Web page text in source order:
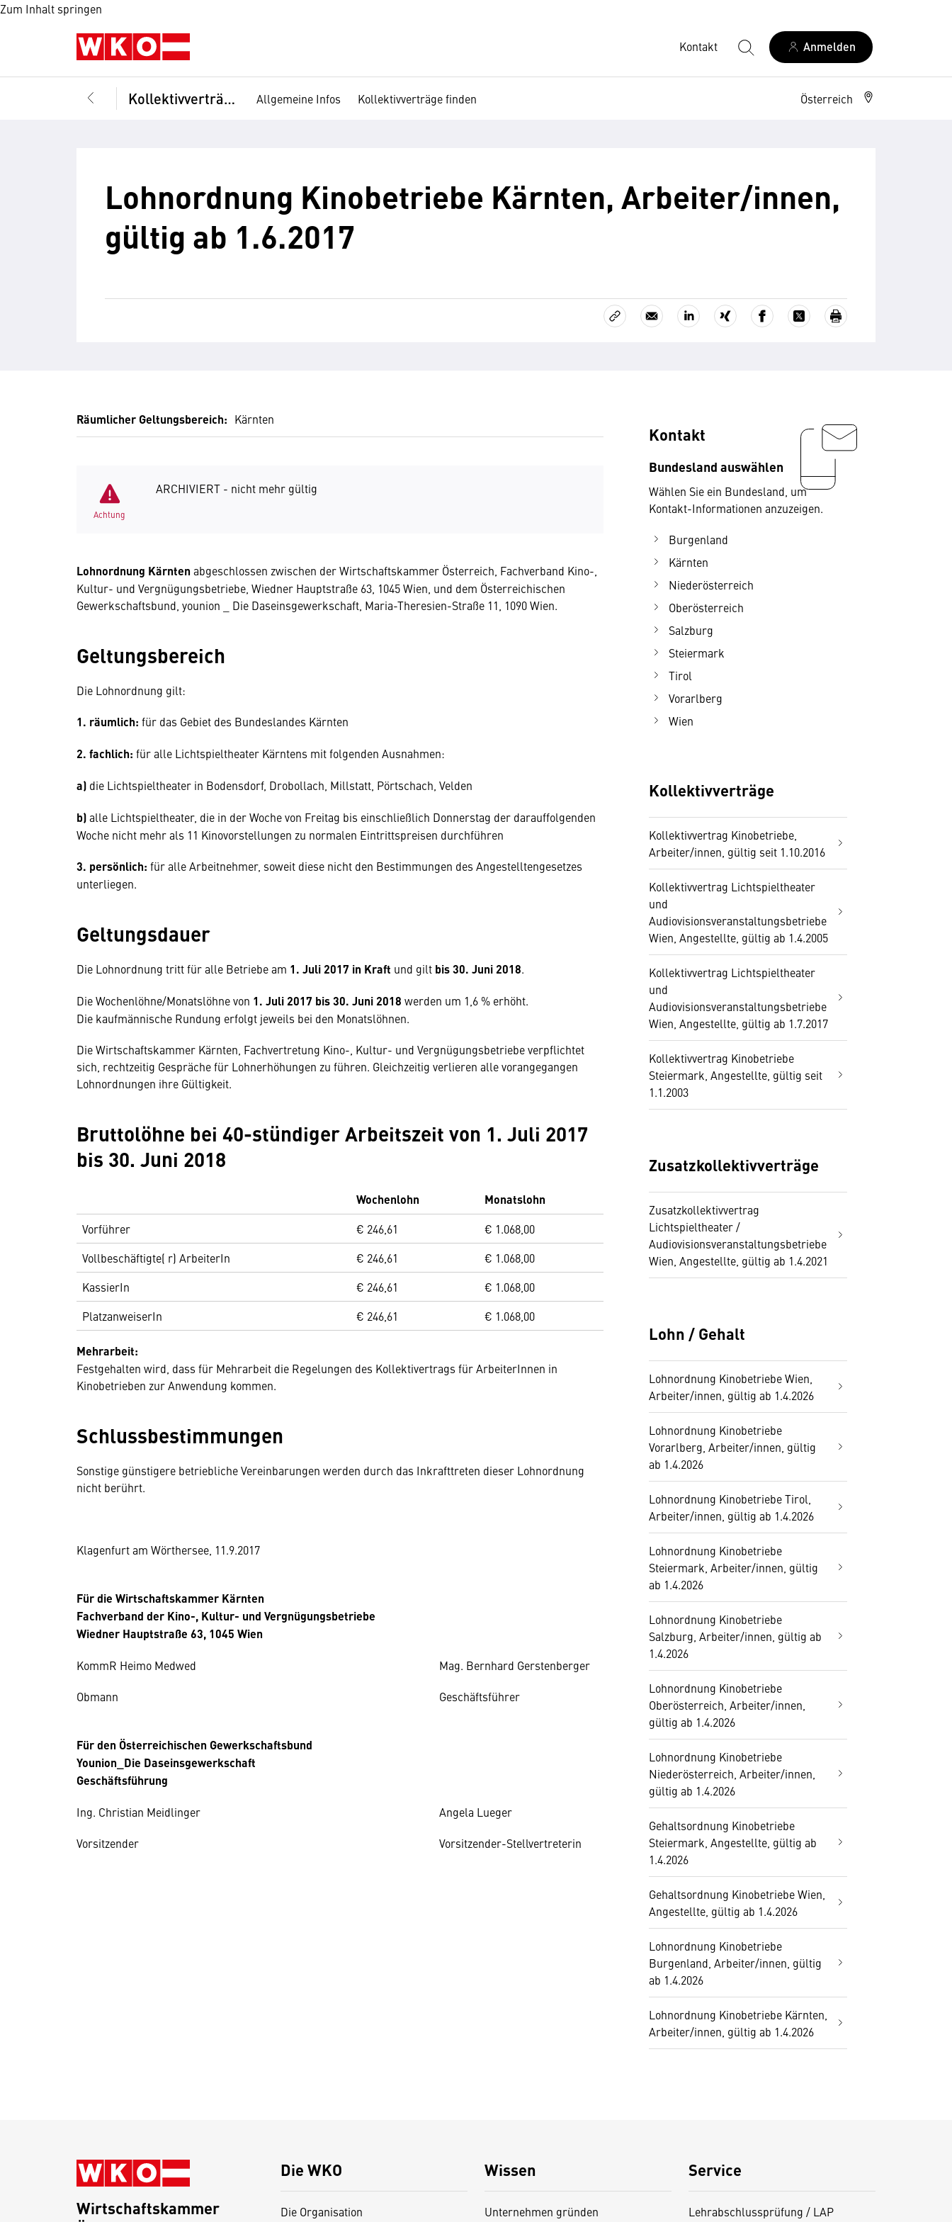
Zum Inhalt springen
Kontakt Anmelden
Kollektivverträge Allgemeine Infos Kollektivverträge finden Österreich
Lohnordnung Kinobetriebe Kärnten, Arbeiter/innen,
gültig ab 1.6.2017
Räumlicher Geltungsbereich: Kärnten
Achtung
ARCHIVIERT - nicht mehr gültig
Lohnordnung Kärnten abgeschlossen zwischen der Wirtschaftskammer Österreich, Fachverband Kino-,
Kultur- und Vergnügungsbetriebe, Wiedner Hauptstraße 63, 1045 Wien, und dem Österreichischen
Gewerkschaftsbund, younion _ Die Daseinsgewerkschaft, Maria-Theresien-Straße 11, 1090 Wien.
Geltungsbereich
Die Lohnordnung gilt:
1. räumlich: für das Gebiet des Bundeslandes Kärnten
2. fachlich: für alle Lichtspieltheater Kärntens mit folgenden Ausnahmen:
a) die Lichtspieltheater in Bodensdorf, Drobollach, Millstatt, Pörtschach, Velden
b)alle Lichtspieltheater, die in der Woche von Freitag bis einschließlich Donnerstag der darauffolgenden
Woche nicht mehr als 11 Kinovorstellungen zu normalen Eintrittspreisen durchführen
3. persönlich: für alle Arbeitnehmer, soweit diese nicht den Bestimmungen des Angestelltengesetzes
unterliegen.
Geltungsdauer
Die Lohnordnung tritt für alle Betriebe am 1. Juli 2017 in Kraft und gilt bis 30. Juni 2018.
Die Wochenlöhne/Monatslöhne von 1. Juli 2017 bis 30. Juni 2018 werden um 1,6 % erhöht.
Die kaufmännische Rundung erfolgt jeweils bei den Monatslöhnen.
Die Wirtschaftskammer Kärnten, Fachvertretung Kino-, Kultur- und Vergnügungsbetriebe verpflichtet
sich, rechtzeitig Gespräche für Lohnerhöhungen zu führen. Gleichzeitig verlieren alle vorangegangen
Lohnordnungen ihre Gültigkeit.
Bruttolöhne bei 40-stündiger Arbeitszeit von 1. Juli 2017
bis 30. Juni 2018
Wochenlohn Monatslohn
Vorführer € 246,61
€ 1.068,00
Vollbeschäftigte( r) ArbeiterIn
€ 246,61
€ 1.068,00
KassierIn
€ 246,61
€ 1.068,00
PlatzanweiserIn
€ 246,61 € 1.068,00
Mehrarbeit:
Festgehalten wird, dass für Mehrarbeit die Regelungen des Kollektivertrags für ArbeiterInnen in
Kinobetrieben zur Anwendung kommen.
Schlussbestimmungen
Sonstige günstigere betriebliche Vereinbarungen werden durch das Inkrafttreten dieser Lohnordnung
nicht berührt.
Klagenfurt am Wörthersee, 11.9.2017
Für die Wirtschaftskammer Kärnten
Fachverband der Kino-, Kultur- und Vergnügungsbetriebe
Wiedner Hauptstraße 63, 1045 Wien
KommR Heimo Medwed
Obmann
Mag. Bernhard Gerstenberger
Geschäftsführer
Für den Österreichischen Gewerkschaftsbund
Younion_Die Daseinsgewerkschaft
Geschäftsführung
Ing. Christian Meidlinger
Vorsitzender
Angela Lueger
Vorsitzender-Stellvertreterin
Kontakt
Bundesland auswählen
Wählen Sie ein Bundesland, um
Kontakt-Informationen anzuzeigen.
Burgenland
Kärnten
Niederösterreich
Oberösterreich
Salzburg
Steiermark
Tirol
Vorarlberg
Wien
Kollektivverträge
Kollektivvertrag Kinobetriebe,
Arbeiter/innen, gültig seit 1.10.2016
Kollektivvertrag Lichtspieltheater
und
Audiovisionsveranstaltungsbetriebe
Wien, Angestellte, gültig ab 1.4.2005
Kollektivvertrag Lichtspieltheater
und
Audiovisionsveranstaltungsbetriebe
Wien, Angestellte, gültig ab 1.7.2017
Kollektivvertrag Kinobetriebe
Steiermark, Angestellte, gültig seit
1.1.2003
Zusatzkollektivverträge
Zusatzkollektivvertrag
Lichtspieltheater /
Audiovisionsveranstaltungsbetriebe
Wien, Angestellte, gültig ab 1.4.2021
Lohn / Gehalt
Lohnordnung Kinobetriebe Wien,
Arbeiter/innen, gültig ab 1.4.2026
Lohnordnung Kinobetriebe
Vorarlberg, Arbeiter/innen, gültig
ab 1.4.2026
Lohnordnung Kinobetriebe Tirol,
Arbeiter/innen, gültig ab 1.4.2026
Lohnordnung Kinobetriebe
Steiermark, Arbeiter/innen, gültig
ab 1.4.2026
Lohnordnung Kinobetriebe
Salzburg, Arbeiter/innen, gültig ab
1.4.2026
Lohnordnung Kinobetriebe
Oberösterreich, Arbeiter/innen,
gültig ab 1.4.2026
Lohnordnung Kinobetriebe
Niederösterreich, Arbeiter/innen,
gültig ab 1.4.2026
Gehaltsordnung Kinobetriebe
Steiermark, Angestellte, gültig ab
1.4.2026
Gehaltsordnung Kinobetriebe Wien,
Angestellte, gültig ab 1.4.2026
Lohnordnung Kinobetriebe
Burgenland, Arbeiter/innen, gültig
ab 1.4.2026
Lohnordnung Kinobetriebe Kärnten,
Arbeiter/innen, gültig ab 1.4.2026
Die WKO
Die Organisation
Wissen
Unternehmen gründen
Service
Lehrabschlussprüfung / LAP
Wirtschaftskammer